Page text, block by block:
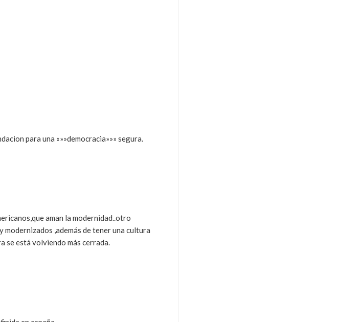
para una «»»democracia»»» segura.
aman la modernidad..otro
,además de tener una cultura
se está volviendo más cerrada.